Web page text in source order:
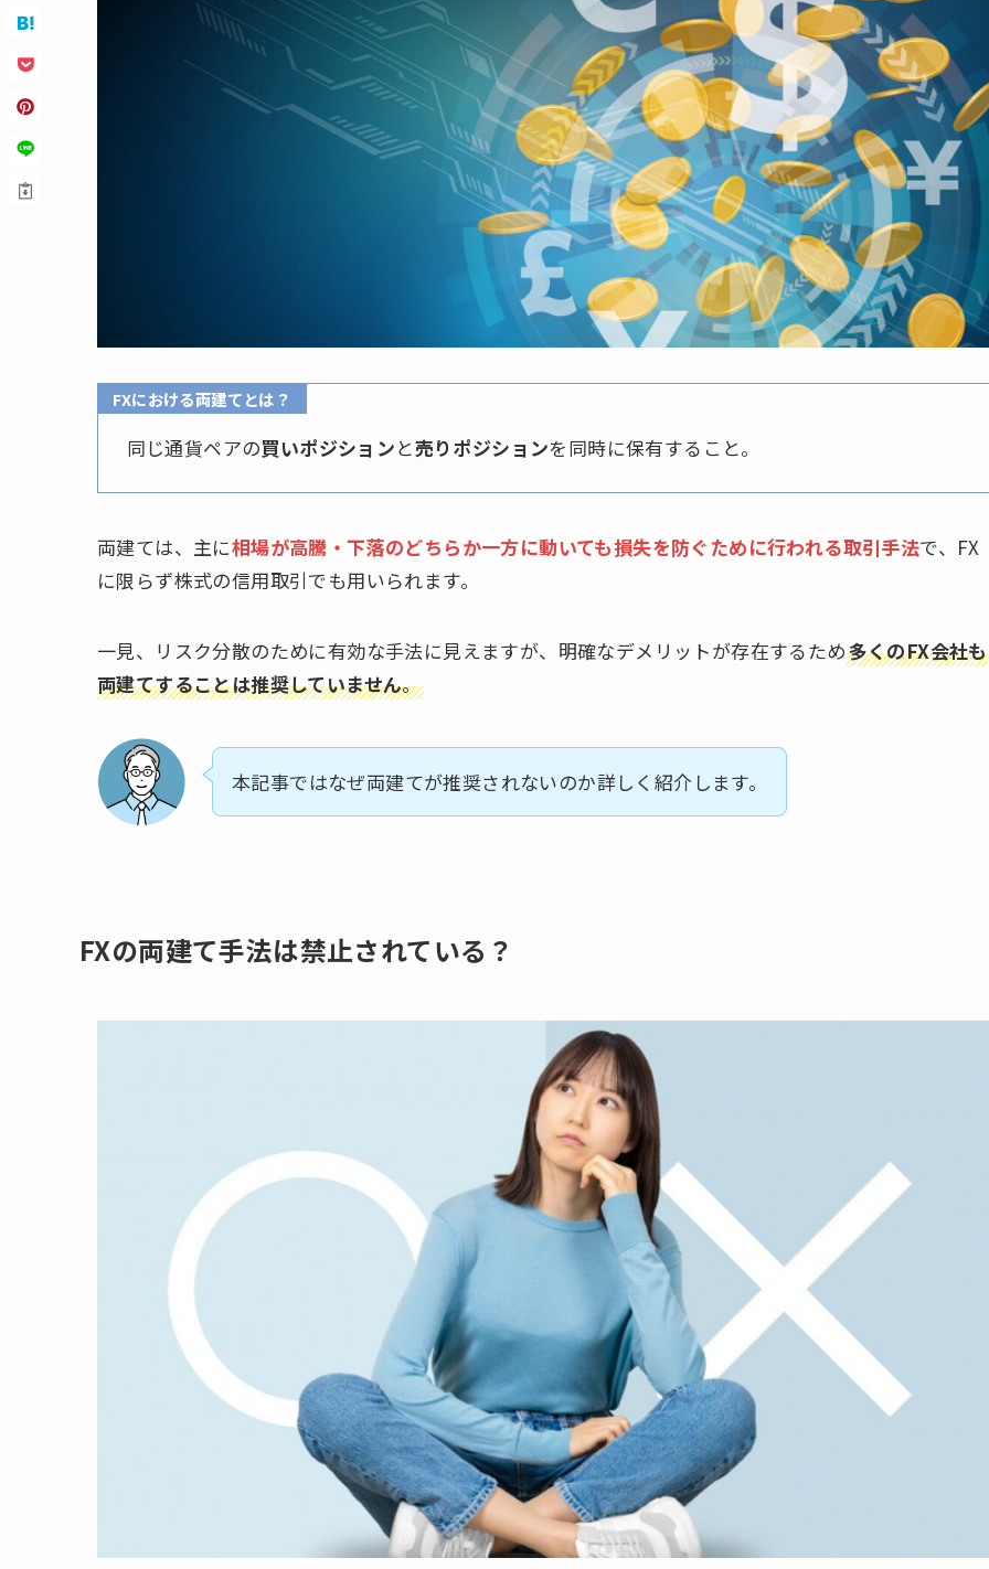
FXにおける両建てとは？
同じ通貨ペアの買いポジションと売りポジションを同時に保有すること。
両建ては、主に相場が高騰・下落のどちらか一方に動いても損失を防ぐために行われる取引手法で、FX
に限らず株式の信用取引でも用いられます。
一見、リスク分散のために有効な手法に見えますが、明確なデメリットが存在するため多くのFX会社も
両建てすることは推奨していません。
本記事ではなぜ両建てが推奨されないのか詳しく紹介します。
FXの両建て手法は禁止されている？